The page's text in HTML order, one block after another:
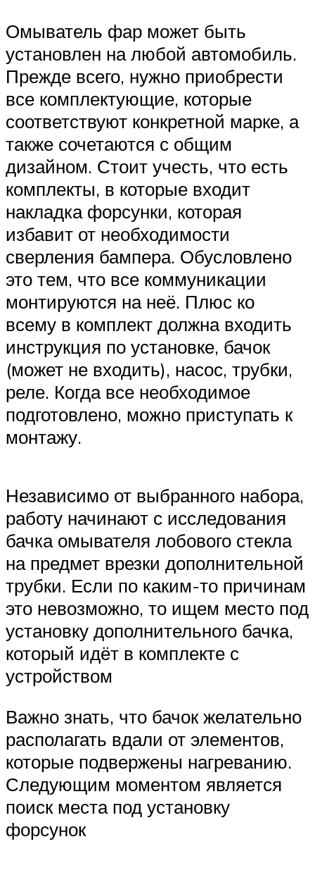
Омыватель фар может быть
установлен на любой автомобиль.
Прежде всего, нужно приобрести
все комплектующие, которые
соответствуют конкретной марке, а
также сочетаются с общим
дизайном. Стоит учесть, что есть
комплекты, в которые входит
накладка форсунки, которая
избавит от необходимости
сверления бампера. Обусловлено
это тем, что все коммуникации
монтируются на неё. Плюс ко
всему в комплект должна входить
инструкция по установке, бачок
(может не входить), насос, трубки,
реле. Когда все необходимое
подготовлено, можно приступать к
монтажу.
Независимо от выбранного набора,
работу начинают с исследования
бачка омывателя лобового стекла
на предмет врезки дополнительной
трубки. Если по каким-то причинам
это невозможно, то ищем место под
установку дополнительного бачка,
который идёт в комплекте с
устройством
Важно знать, что бачок желательно
располагать вдали от элементов,
которые подвержены нагреванию.
Следующим моментом является
поиск места под установку
форсунок